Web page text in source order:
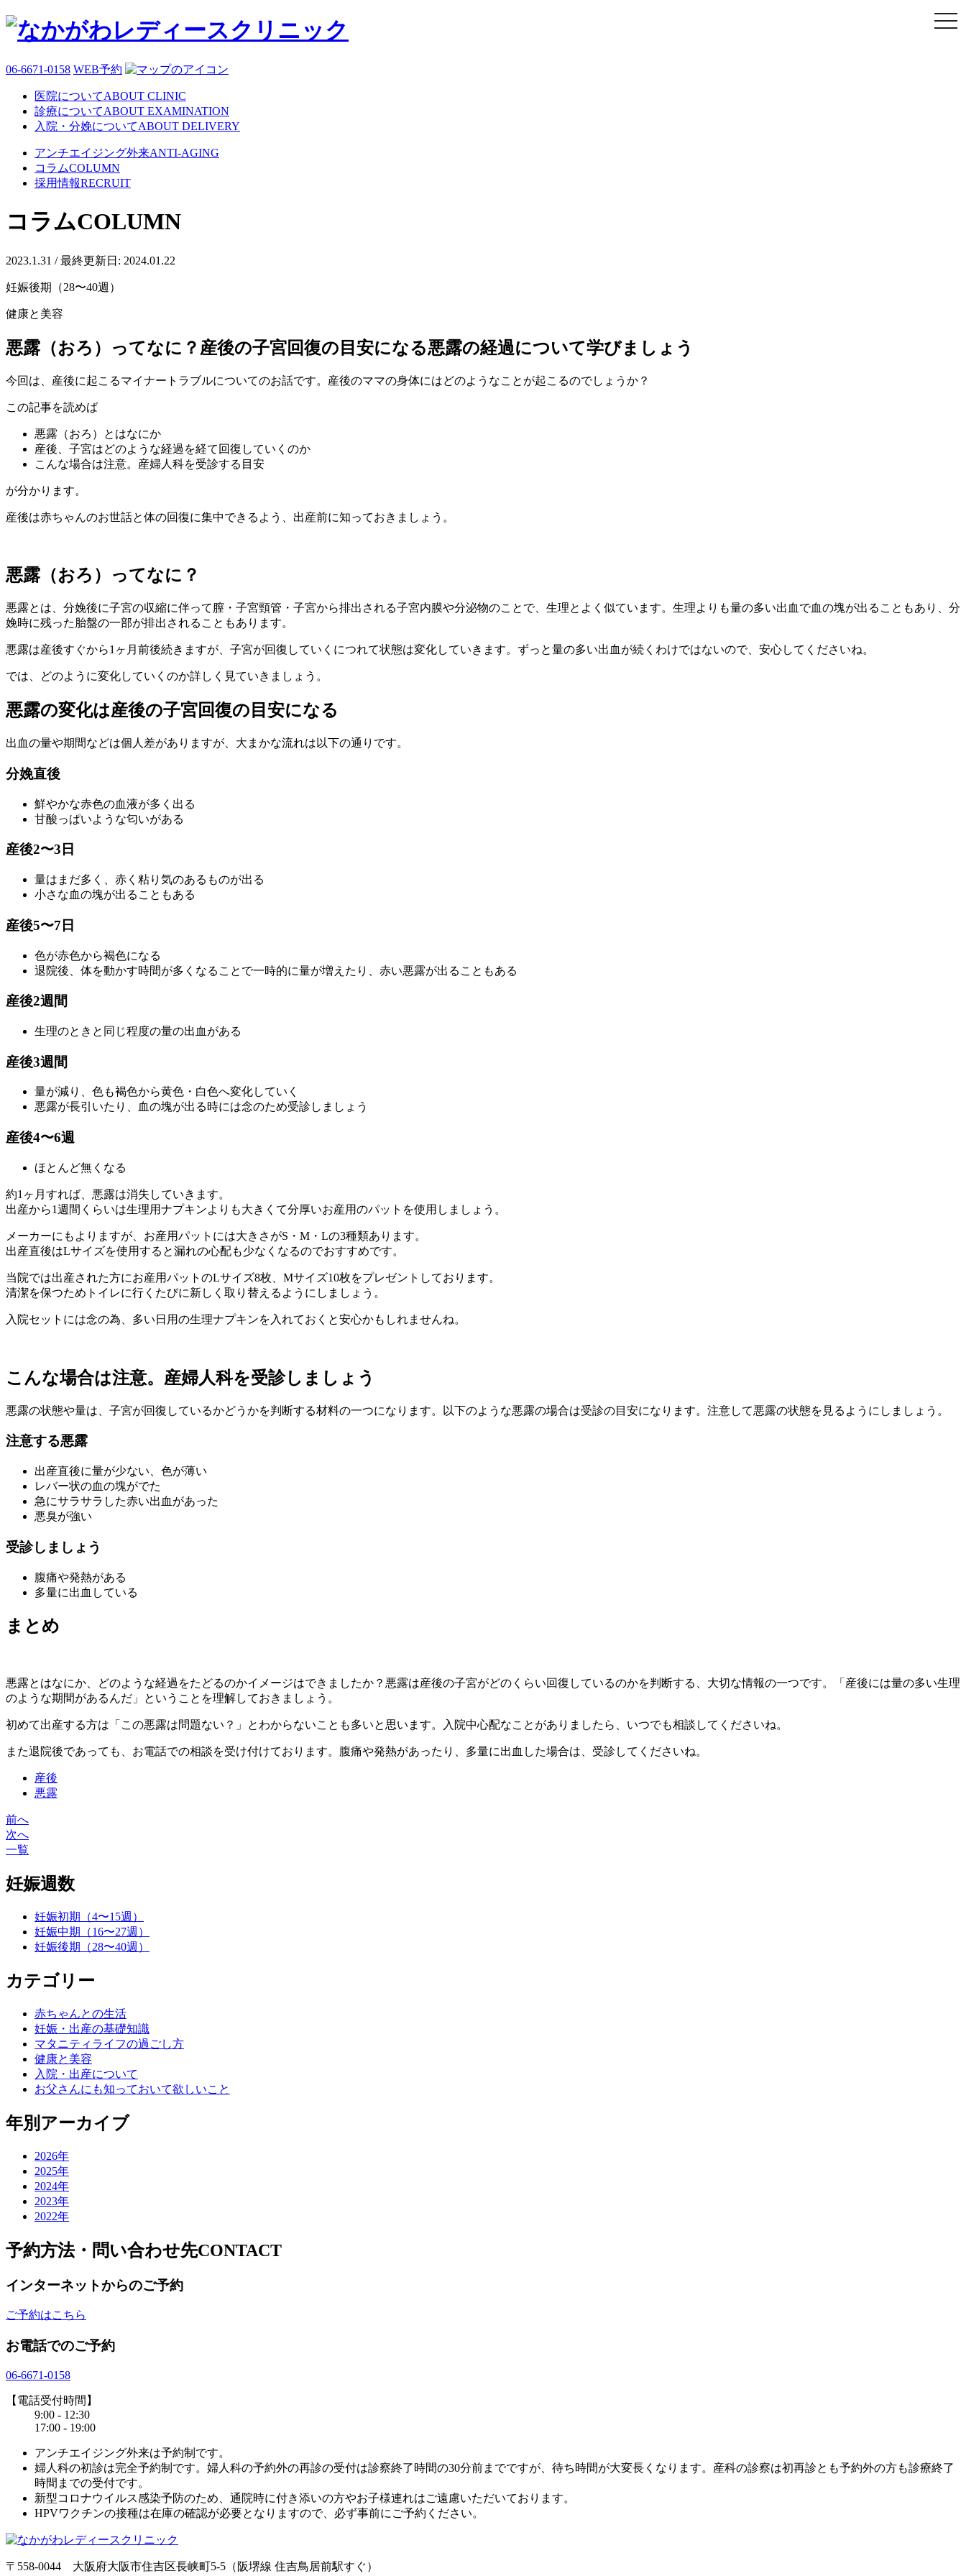
06-6671-0158 WEB予約
医院についてABOUT CLINIC
診療についてABOUT EXAMINATION
入院・分娩についてABOUT DELIVERY
アンチエイジング外来ANTI-AGING
コラムCOLUMN
採用情報RECRUIT
コラムCOLUMN
2023.1.31 / 最終更新日: 2024.01.22
妊娠後期（28〜40週）
健康と美容
悪露（おろ）ってなに？産後の子宮回復の目安になる悪露の経過について学びましょう
今回は、産後に起こるマイナートラブルについてのお話です。産後のママの身体にはどのようなことが起こるのでしょうか？
この記事を読めば
悪露（おろ）とはなにか
産後、子宮はどのような経過を経て回復していくのか
こんな場合は注意。産婦人科を受診する目安
が分かります。
産後は赤ちゃんのお世話と体の回復に集中できるよう、出産前に知っておきましょう。
悪露（おろ）ってなに？
悪露とは、分娩後に子宮の収縮に伴って膣・子宮頸管・子宮から排出される子宮内膜や分泌物のことで、生理とよく似ています。生理よりも量の多い出血で血の塊が出ることもあり、分
娩時に残った胎盤の一部が排出されることもあります。
悪露は産後すぐから1ヶ月前後続きますが、子宮が回復していくにつれて状態は変化していきます。ずっと量の多い出血が続くわけではないので、安心してくださいね。
では、どのように変化していくのか詳しく見ていきましょう。
悪露の変化は産後の子宮回復の目安になる
出血の量や期間などは個人差がありますが、大まかな流れは以下の通りです。
分娩直後
鮮やかな赤色の血液が多く出る
甘酸っぱいような匂いがある
産後2〜3日
量はまだ多く、赤く粘り気のあるものが出る
小さな血の塊が出ることもある
産後5〜7日
色が赤色から褐色になる
退院後、体を動かす時間が多くなることで一時的に量が増えたり、赤い悪露が出ることもある
産後2週間
生理のときと同じ程度の量の出血がある
産後3週間
量が減り、色も褐色から黄色・白色へ変化していく
悪露が長引いたり、血の塊が出る時には念のため受診しましょう
産後4〜6週
ほとんど無くなる
約1ヶ月すれば、悪露は消失していきます。
出産から1週間くらいは生理用ナプキンよりも大きくて分厚いお産用のパットを使用しましょう。
メーカーにもよりますが、お産用パットには大きさがS・M・Lの3種類あります。
出産直後はLサイズを使用すると漏れの心配も少なくなるのでおすすめです。
当院では出産された方にお産用パットのLサイズ8枚、Mサイズ10枚をプレゼントしております。
清潔を保つためトイレに行くたびに新しく取り替えるようにしましょう。
入院セットには念の為、多い日用の生理ナプキンを入れておくと安心かもしれませんね。
こんな場合は注意。産婦人科を受診しましょう
悪露の状態や量は、子宮が回復しているかどうかを判断する材料の一つになります。以下のような悪露の場合は受診の目安になります。注意して悪露の状態を見るようにしましょう。
注意する悪露
出産直後に量が少ない、色が薄い
レバー状の血の塊がでた
急にサラサラした赤い出血があった
悪臭が強い
受診しましょう
腹痛や発熱がある
多量に出血している
まとめ
悪露とはなにか、どのような経過をたどるのかイメージはできましたか？悪露は産後の子宮がどのくらい回復しているのかを判断する、大切な情報の一つです。「産後には量の多い生理
のような期間があるんだ」ということを理解しておきましょう。
初めて出産する方は「この悪露は問題ない？」とわからないことも多いと思います。入院中心配なことがありましたら、いつでも相談してくださいね。
また退院後であっても、お電話での相談を受け付けております。腹痛や発熱があったり、多量に出血した場合は、受診してくださいね。
産後
悪露
投
稿
ビ
ョ
前へ
次へ
一覧
妊娠週数
妊娠初期（4〜15週）
妊娠中期（16〜27週）
妊娠後期（28〜40週）
カテゴリー
赤ちゃんとの生活
妊娠・出産の基礎知識
マタニティライフの過ごし方
健康と美容
入院・出産について
お父さんにも知っておいて欲しいこと
年別アーカイブ
2026年
2025年
2024年
2023年
2022年
予約方法・問い合わせ先CONTACT
インターネットからのご予約
ご予約はこちら
お電話でのご予約
06-6671-0158
【電話受付時間】
9:00 - 12:30
17:00 - 19:00
アンチエイジング外来は予約制です。
婦人科の初診は完全予約制です。婦人科の予約外の再診の受付は診察終了時間の30分前までですが、待ち時間が大変長くなります。産科の診察は初再診とも予約外の方も診療終了
時間までの受付です。
新型コロナウイルス感染予防のため、通院時に付き添いの方やお子様連れはご遠慮いただいております。
HPVワクチンの接種は在庫の確認が必要となりますので、必ず事前にご予約ください。
〒558-0044 大阪府大阪市住吉区長峡町5-5 （阪堺線 住吉鳥居前駅すぐ）